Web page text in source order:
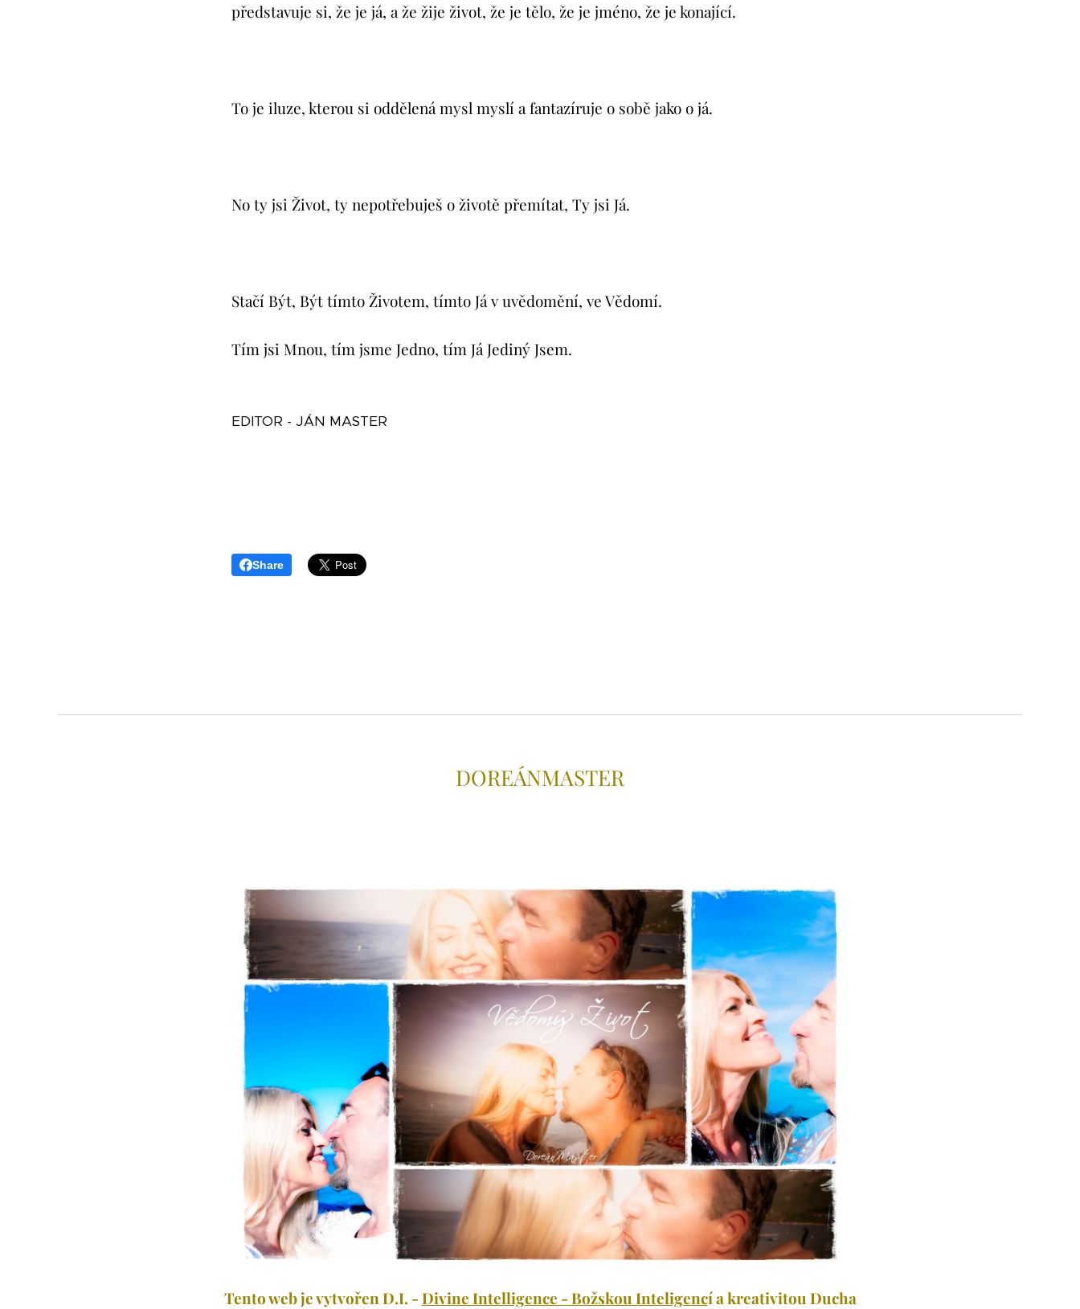
představuje si, že je já, a že žije život, že je tělo, že je jméno, že je konající.
To je iluze, kterou si oddělená mysl myslí a fantazíruje o sobě jako o já.
No ty jsi Život, ty nepotřebuješ o životě přemítat, Ty jsi Já.
Stačí Být, Být tímto Životem, tímto Já v uvědomění, ve Vědomí.
Tím jsi Mnou, tím jsme Jedno, tím Já Jediný Jsem.
EDITOR - JÁN MASTER
Share
DOREÁNMASTER
Tento web je vytvořen D.I. -Divine Intelligence - Božskou Inteligencí a kreativitou Ducha